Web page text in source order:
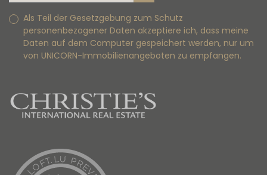
Als Teil der Gesetzgebung zum Schutz
personenbezogener Daten akzeptiere ich, dass meine
Daten auf dem Computer gespeichert werden, nur um
von UNICORN-Immobilienangeboten zu empfangen.